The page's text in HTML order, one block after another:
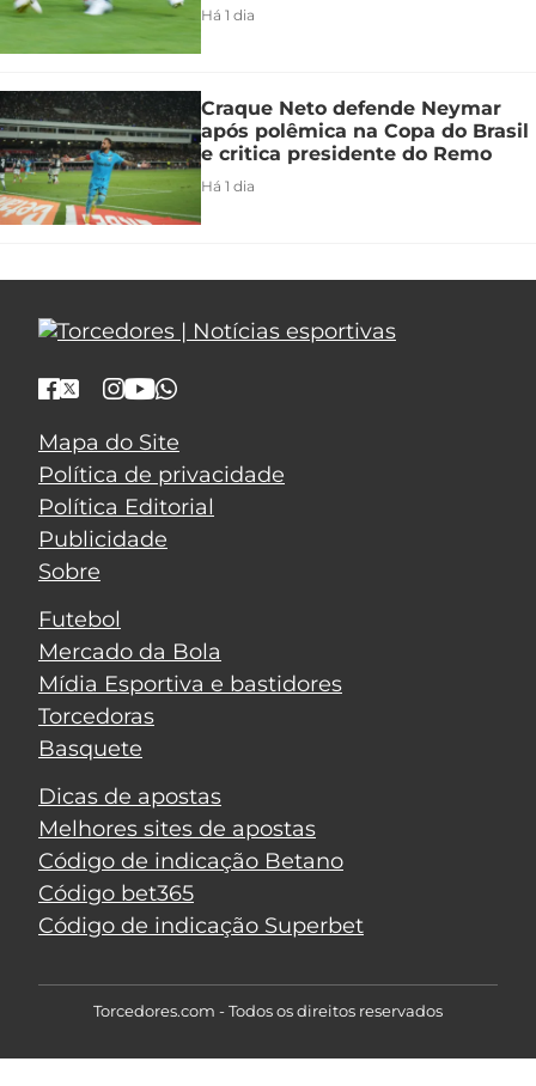
Há 1 dia
Craque Neto defende Neymar
após polêmica na Copa do Brasil
e critica presidente do Remo
Há 1 dia
Mapa do Site
Política de privacidade
Política Editorial
Publicidade
Sobre
Futebol
Mercado da Bola
Mídia Esportiva e bastidores
Torcedoras
Basquete
Dicas de apostas
Melhores sites de apostas
Código de indicação Betano
Código bet365
Código de indicação Superbet
Torcedores.com - Todos os direitos reservados